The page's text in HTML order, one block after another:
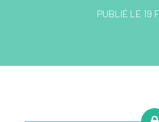
PUBLIÉ LE 19